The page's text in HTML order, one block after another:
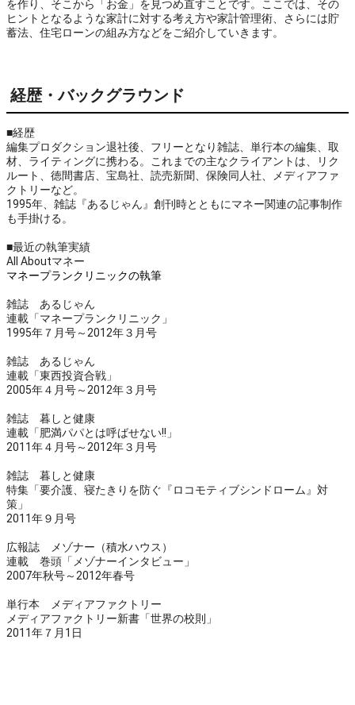
を作り、そこから「お金」を見つめ直すことです。ここでは、その
ヒントとなるような家計に対する考え方や家計管理術、さらには貯
蓄法、住宅ローンの組み方などをご紹介していきます。
経歴・バックグラウンド
■経歴
編集プロダクション退社後、フリーとなり雑誌、単行本の編集、取
材、ライティングに携わる。これまでの主なクライアントは、リク
ルート、徳間書店、宝島社、読売新聞、保険同人社、メディアファ
クトリーなど。
1995年、雑誌『あるじゃん』創刊時とともにマネー関連の記事制作
も手掛ける。
■最近の執筆実績
All Aboutマネー
マネープランクリニックの執筆
雑誌 あるじゃん
連載「マネープランクリニック」
1995年７月号～2012年３月号
雑誌 あるじゃん
連載「東西投資合戦」
2005年４月号～2012年３月号
雑誌 暮しと健康
連載「肥満パパとは呼ばせない!!」
2011年４月号～2012年３月号
雑誌 暮しと健康
特集「要介護、寝たきりを防ぐ『ロコモティブシンドローム』対
策」
2011年９月号
広報誌 メゾナー（積水ハウス）
連載 巻頭「メゾナーインタビュー」
2007年秋号～2012年春号
単行本 メディアファクトリー
メディアファクトリー新書「世界の校則」
2011年７月1日